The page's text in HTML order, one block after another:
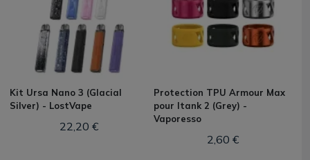
Kit Ursa Nano 3 (Glacial
Silver) - LostVape
22,20 €
Protection TPU Armour Max
pour Itank 2 (Grey) -
Vaporesso
2,60 €